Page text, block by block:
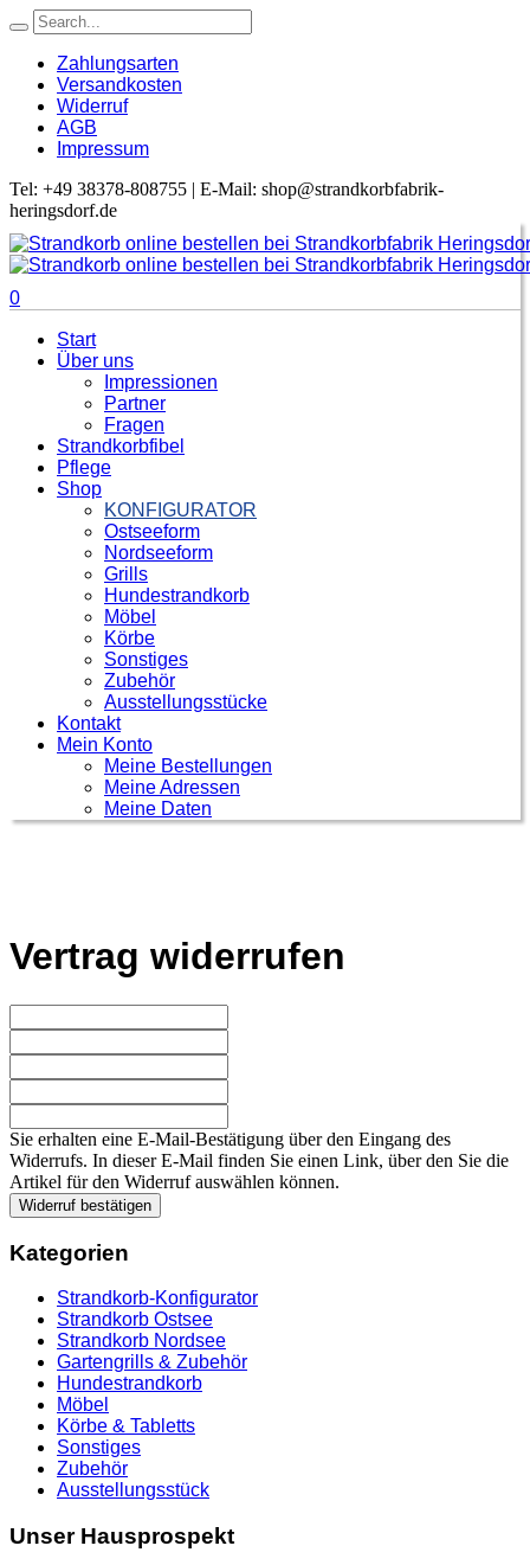
Zahlungsarten
Versandkosten
Widerruf
AGB
Impressum
Tel: +49 38378-808755 | E-Mail: shop@strandkorbfabrik-
heringsdorf.de
0
Start
Über uns
Impressionen
Partner
Fragen
Strandkorbfibel
Pflege
Shop
KONFIGURATOR
Ostseeform
Nordseeform
Grills
Hundestrandkorb
Möbel
Körbe
Sonstiges
Zubehör
Ausstellungsstücke
Kontakt
Mein Konto
Meine Bestellungen
Meine Adressen
Meine Daten
Vertrag widerrufen
Sie erhalten eine E-Mail-Bestätigung über den Eingang des
Widerrufs. In dieser E-Mail finden Sie einen Link, über den Sie die
Artikel für den Widerruf auswählen können.
Widerruf bestätigen
Kategorien
Strandkorb-Konfigurator
Strandkorb Ostsee
Strandkorb Nordsee
Gartengrills & Zubehör
Hundestrandkorb
Möbel
Körbe & Tabletts
Sonstiges
Zubehör
Ausstellungsstück
Unser Hausprospekt